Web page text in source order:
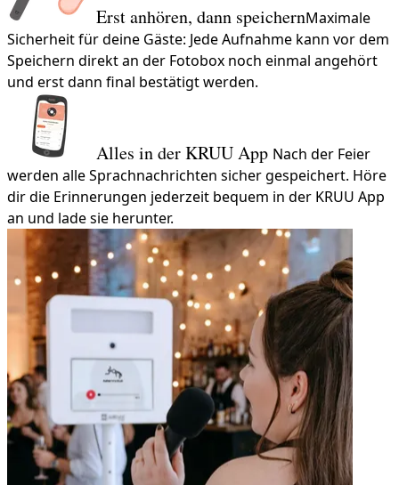
Erst anhören, dann speichernMaximale
Sicherheit für deine Gäste: Jede Aufnahme kann vor dem
Speichern direkt an der Fotobox noch einmal angehört
und erst dann final bestätigt werden.
Alles in der KRUU App Nach der Feier
werden alle Sprachnachrichten sicher gespeichert. Höre
dir die Erinnerungen jederzeit bequem in der KRUU App
an und lade sie herunter.